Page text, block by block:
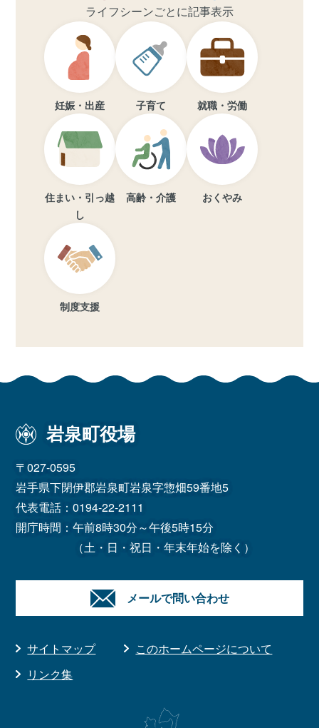
ライフシーンごとに記事表示
妊娠・出産 子育て 就職・労働
住まい・引っ越
し
高齢・介護 おくやみ
制度支援
岩泉町役場
〒027-0595
岩手県下閉伊郡岩泉町岩泉字惣畑59番地5
代表電話：0194-22-2111
開庁時間：午前8時30分～午後5時15分
（土・日・祝日・年末年始を除く）
メールで問い合わせ
サイトマップ
このホームページについて
リンク集